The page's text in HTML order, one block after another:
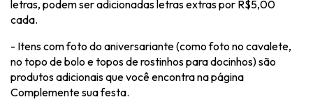
letras, podem ser adicionadas letras extras por R$5,00
cada.
- Itens com foto do aniversariante (como foto no cavalete,
no topo de bolo e topos de rostinhos para docinhos) são
produtos adicionais que você encontra na página
Complemente sua festa.